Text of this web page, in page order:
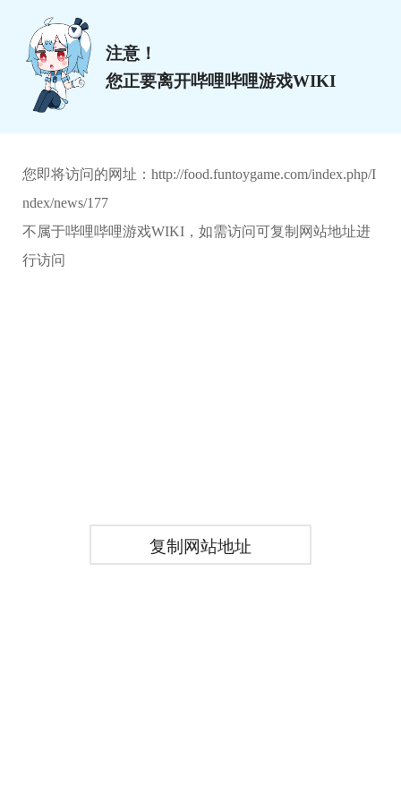
注意！
您正要离开哔哩哔哩游戏WIKI
您即将访问的网址： http://food.funtoygame.com/index.php/I
ndex/news/177
不属于哔哩哔哩游戏WIKI，如需访问可复制网站地址进
行访问
复制网站地址